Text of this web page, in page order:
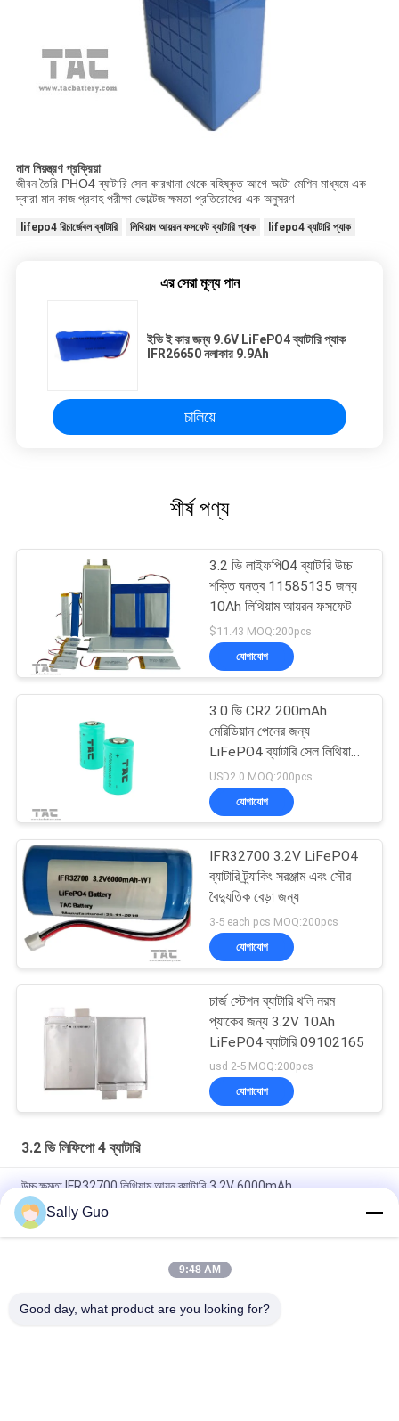
মান নিয়ন্ত্রণ প্রক্রিয়া
জীবন তৈরি PHO4 ব্যাটারি সেল কারখানা থেকে বহিষ্কৃত আগে অটো মেশিন মাধ্যমে এক
দ্বারা মান কাজ প্রবাহ পরীক্ষা ভোল্টেজ ক্ষমতা প্রতিরোধের এক অনুসরণ
lifepo4 রিচার্জেবল ব্যাটারি লিথিয়াম আয়রন ফসফেট ব্যাটারি প্যাক lifepo4 ব্যাটারি প্যাক
এর সেরা মূল্য পান
ইভি ই কার জন্য 9.6V LiFePO4 ব্যাটারি প্যাক
IFR26650 নলাকার 9.9Ah
চালিয়ে
শীর্ষ পণ্য
3.2 ভি লাইফপি04 ব্যাটারি উচ্চ
শক্তি ঘনত্ব 11585135 জন্য
10Ah লিথিয়াম আয়রন ফসফেট
$11.43 MOQ:200pcs
যোগাযোগ
3.0 ভি CR2 200mAh
মেরিডিয়ান পেনের জন্য
LiFePO4 ব্যাটারি সেল লিথিয়াম
ব্যাটারি
USD2.0 MOQ:200pcs
যোগাযোগ
IFR32700 3.2V LiFePO4
ব্যাটারি ট্র্যাকিং সরঞ্জাম এবং সৌর
বৈদ্যুতিক বেড়া জন্য
3-5 each pcs MOQ:200pcs
যোগাযোগ
চার্জ স্টেশন ব্যাটারি থলি নরম
প্যাকের জন্য 3.2V 10Ah
LiFePO4 ব্যাটারি 09102165
usd 2-5 MOQ:200pcs
যোগাযোগ
3.2 ভি লিফিপো 4 ব্যাটারি
উচ্চ ক্ষমতা IFR32700 লিথিয়াম আয়ন ব্যাটারি 3.2V 6000mAh
সৌর চালিত বৈদ্যুতিক বেড়ার জন্য IFR32140 2S1P 6.4V 15AH 3.2V LiFePO4
ব্যাটারি প্যাক
113AH 3.2V LiFePO4 ব্যাটারি এলপিএফ 42173205 EV এবং ESS
Sally Guo
9:48 AM
Good day, what product are you looking for?